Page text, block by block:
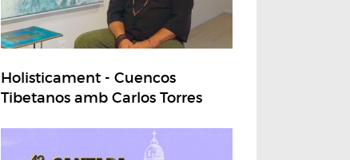
Holisticament - Cuencos
Tibetanos amb Carlos Torres